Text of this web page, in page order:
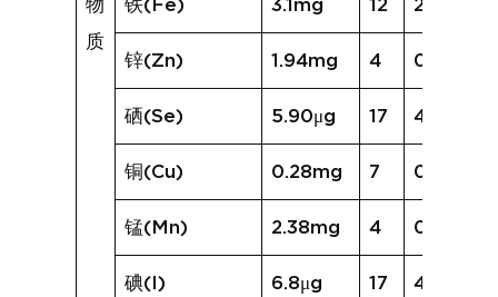
物
质
铁(Fe) 3.1mg 12 2.2mg
锌(Zn) 1.94mg 4 0.62mg
硒(Se) 5.90μg 17 4.23μg
铜(Cu) 0.28mg 7 0.12mg
锰(Mn) 2.38mg 4 0.40mg
碘(I) 6.8μg 17 4.6μg